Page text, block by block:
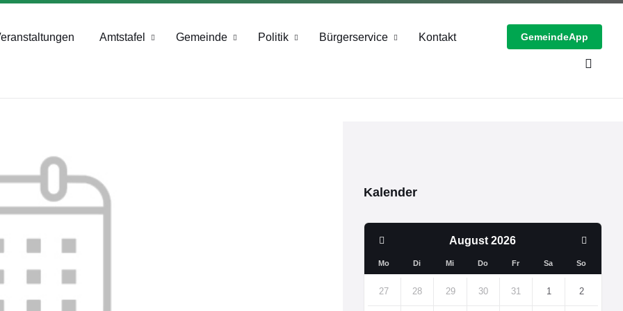
Amtstafel Gemeinde Politik Bürgerservice Kontakt GemeindeApp
Kalender
August2026
Previous
Month
Next
Mo Di Mi Do Fr Sa So
calendar
27 28 29 30 31 1 2